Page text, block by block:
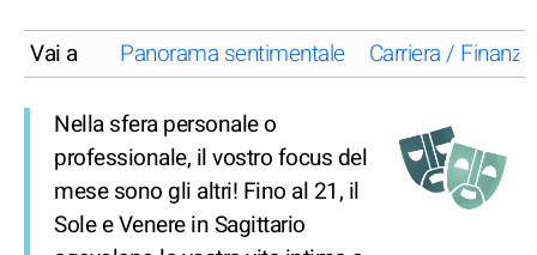
Vai a Panorama sentimentale Carriera / Finanze
Nella sfera personale o
professionale, il vostro focus del
mese sono gli altri! Fino al 21, il
Sole e Venere in Sagittario